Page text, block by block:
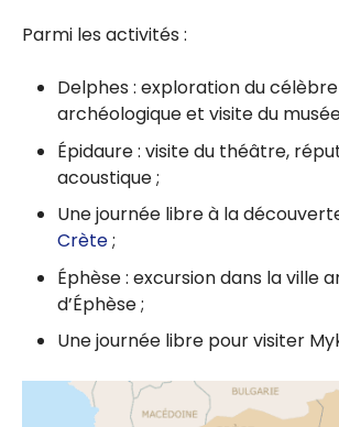
Parmi les activités :
Delphes : exploration du
archéologique et visite du
Épidaure : visite du théâtre,
acoustique ;
Une journée libre à la
Crète;
Éphèse : excursion dans la ville
d’Éphèse ;
Une journée libre pour visiter